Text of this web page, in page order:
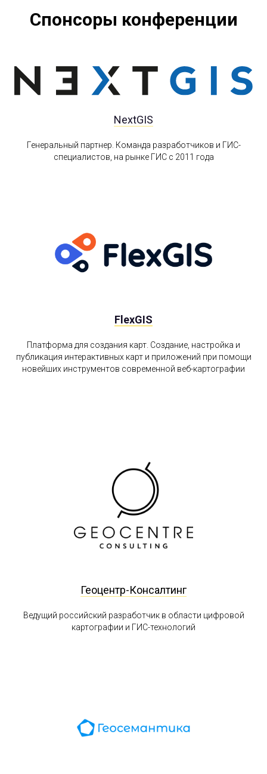
Спонсоры конференции
NextGIS
Генеральный партнер. Команда разработчиков и ГИС-
специалистов, на рынке ГИС с 2011 года
FlexGIS
Платформа для создания карт. Создание, настройка и
публикация интерактивных карт и приложений при помощи
новейших инструментов современной веб-картографии
Геоцентр-Консалтинг
Ведущий российский разработчик в области цифровой
картографии и ГИС-технологий